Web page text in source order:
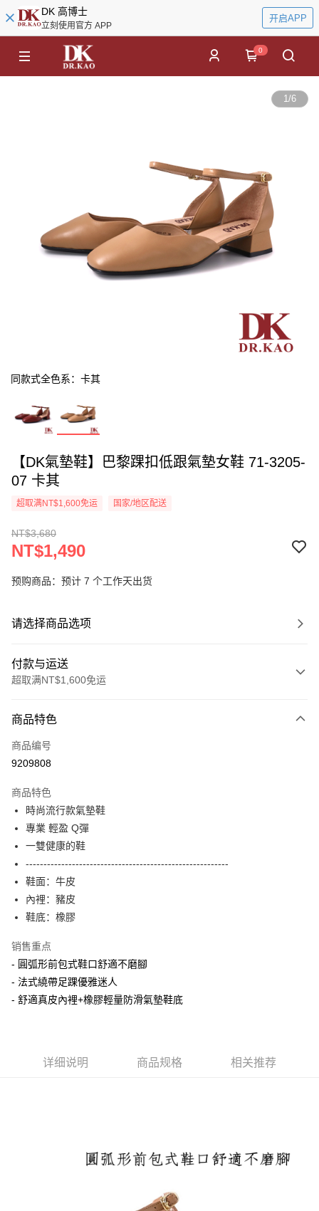
DK 高博士
立刻使用官方 APP
开启APP
0
1/6
同款式全色系：卡其
【DK氣墊鞋】巴黎踝扣低跟氣墊女鞋 71-3205-
07 卡其
超取满NT$1,600免运 国家/地区配送
NT$3,680
NT$1,490
预购商品：预计 7 个工作天出货
请选择商品选项
付款与运送
超取满NT$1,600免运
信用卡一次付款
LINE Pay
街口支付
悠遊付
ATM付款
运送方式
付款後全家取貨
每笔NT$100，满NT$1,600(含以上)免运费
付款後萊爾富取貨
每笔NT$100，满NT$2,000(含以上)免运费
商品特色
商品编号
9209808
商品特色
時尚流行款氣墊鞋
專業 輕盈 Q彈
一雙健康的鞋
---------------------------------------------------------
鞋面：牛皮
內裡：豬皮
鞋底：橡膠
销售重点
- 圓弧形前包式鞋口舒適不磨腳
- 法式繞帶足踝優雅迷人
- 舒適真皮內裡+橡膠輕量防滑氣墊鞋底
详细说明 商品规格 相关推荐